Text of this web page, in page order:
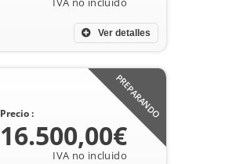
Ver detalles
PREPARANDO
Precio :
16.500,00€